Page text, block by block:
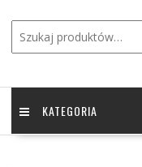
KATEGORIA